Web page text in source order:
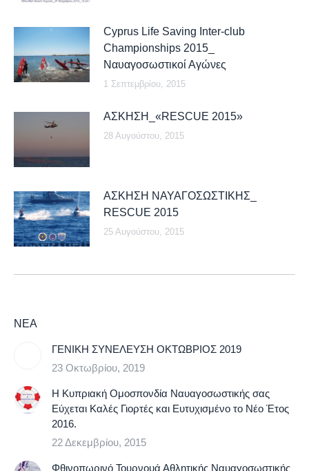
Cyprus Life Saving Inter-club
Championships 2015_
Ναυαγοσωστικοί Αγώνες
1 Σεπτεμβρίου, 2015
ΑΣΚΗΣΗ_«RESCUE 2015»
28 Αυγούστου, 2015
ΑΣΚΗΣΗ ΝΑΥΑΓΟΣΩΣΤΙΚΗΣ_
RESCUE 2015
25 Αυγούστου, 2015
ΝΕΑ
ΓΕΝΙΚΗ ΣΥΝΕΛΕΥΣΗ ΟΚΤΩΒΡΙΟΣ 2019
23 Οκτωβρίου, 2019
Η Κυπριακή Ομοσπονδία Ναυαγοσωστικής σας
Εύχεται Καλές Γιορτές και Ευτυχισμένο το Νέο Έτος
2016.
22 Δεκεμβρίου, 2015
Φθινοπωρινό Τουρνουά Αθλητικής Ναυαγοσωστικής